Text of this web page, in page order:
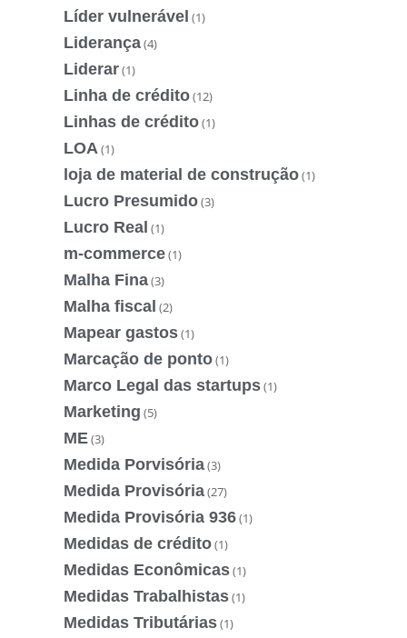
Líder vulnerável (1)
Liderança(4)
Liderar(1)
Linha de crédito(12)
Linhas de crédito(1)
LOA (1)
loja de material de construção(1)
Lucro Presumido(3)
Lucro Real (1)
m-commerce(1)
Malha Fina(3)
Malha fiscal (2)
Mapear gastos(1)
Marcação de ponto(1)
Marco Legal das startups(1)
Marketing (5)
ME(3)
Medida Porvisória(3)
Medida Provisória(27)
Medida Provisória 936(1)
Medidas de crédito(1)
Medidas Econômicas(1)
Medidas Trabalhistas(1)
Medidas Tributárias(1)